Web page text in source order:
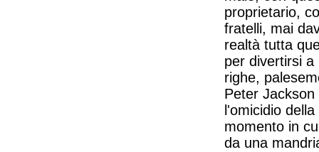
proprietario,
fratelli, mai
realtà tutta
per divertirsi
righe,
Peter
l'omicidio
momento in
da una